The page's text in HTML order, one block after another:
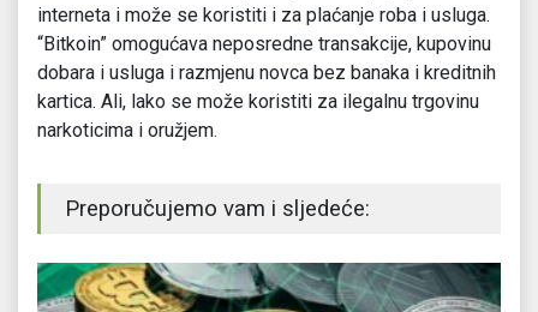
interneta i može se koristiti i za plaćanje roba i usluga.
“Bitkoin” omogućava neposredne transakcije, kupovinu
dobara i usluga i razmjenu novca bez banaka i kreditnih
kartica. Ali, lako se može koristiti za ilegalnu trgovinu
narkoticima i oružjem.
Preporučujemo vam i sljedeće: